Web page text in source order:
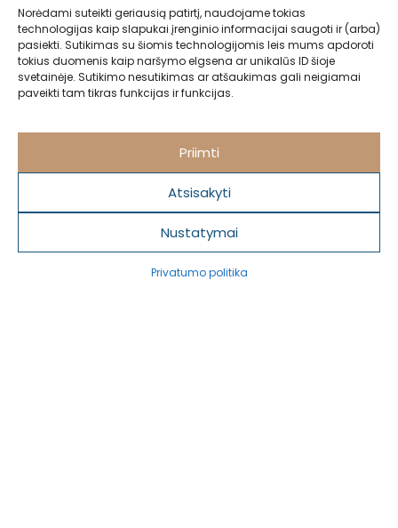
Norėdami suteikti geriausią patirtį, naudojame tokias
technologijas kaip slapukai įrenginio informacijai saugoti ir (arba)
pasiekti. Sutikimas su šiomis technologijomis leis mums apdoroti
tokius duomenis kaip naršymo elgsena ar unikalūs ID šioje
svetainėje. Sutikimo nesutikimas ar atšaukimas gali neigiamai
paveikti tam tikras funkcijas ir funkcijas.
Priimti
Atsisakyti
Nustatymai
Privatumo politika
Gimnazija
klasės
Kaunas ir Vilnius